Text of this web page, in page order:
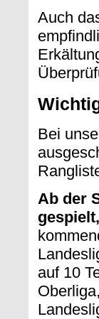
Auch
Bei
Ab der
auf 10